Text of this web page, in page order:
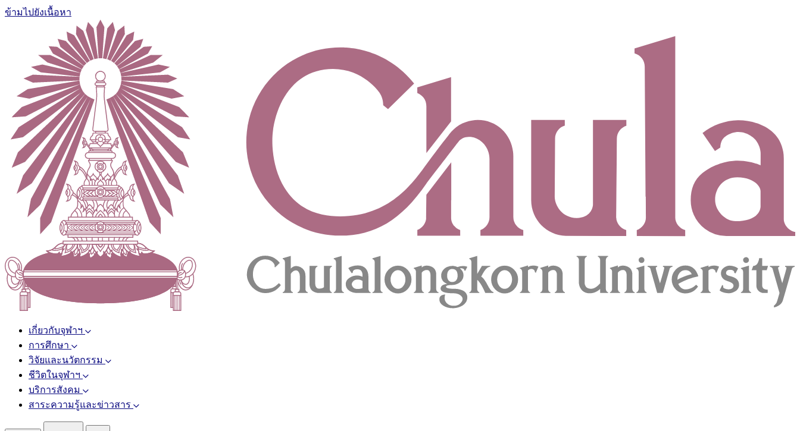
ข้ามไปยังเนื้อหา
เกี่ยวกับจุฬาฯ
การศึกษา
วิจัยและนวัตกรรม
ชีวิตในจุฬาฯ
บริการสังคม
สาระความรู้และข่าวสาร